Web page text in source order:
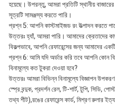
হয়েছে। উপরন্তু, আমরা প্রতিটি স্থানীয়
সূত্রটি সামঞ্জস্য করতে পারি।
প্রশ্ন 5: আপনি কাস্টমাইজড রং উত্পাদন করতে
উত্তরঃ হ্যাঁ, আমরা পারি। আমাদের ক্রেতাদের
বিকল্পভাবে, আপনি রেফারেন্সের জন্য আমাদের
প্রশ্ন 6: আমি যদি অর্ডার করি তবে আপনি কোন
বিনামূল্যে কত টুকরা দেওয়া হবে?
উত্তরঃ আমরা বিভিন্ন বিনামূল্যে বিজ্ঞাপন
স্প্রে বন্দুক, প্রদর্শন রেল, টি-শার্ট, টুপি, সিডি,
তথ্য শীট),রঙের রেফারেন্স কার্ড, মিশ্রণ রুলার